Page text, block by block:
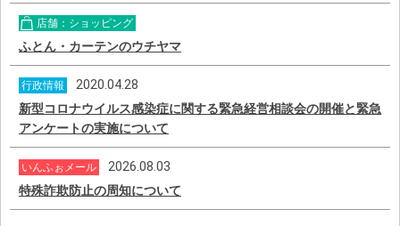
店舗：ショッピング
ふとん・カーテンのウチヤマ
行政情報
2020.04.28
新型コロナウイルス感染症に関する緊急経営相談会の開催と緊急
アンケートの実施について
いんふぉメール
2026.08.03
特殊詐欺防止の周知について